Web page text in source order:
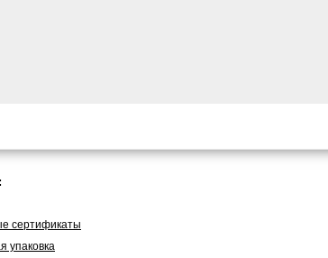
сертификаты
упаковка